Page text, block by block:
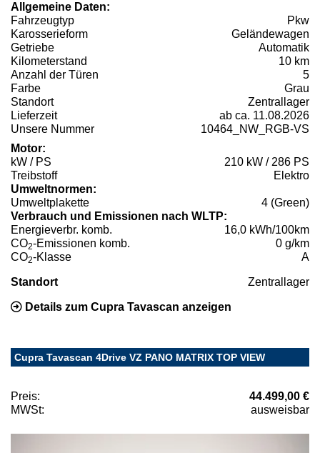
Allgemeine Daten:
Fahrzeugtyp
Pkw
Karosserieform
Geländewagen
Getriebe
Automatik
Kilometerstand
10 km
Anzahl der Türen
5
Farbe
Grau
Standort
Zentrallager
Lieferzeit
ab ca. 11.08.2026
Unsere Nummer
10464_NW_RGB-VS
Motor:
kW / PS
210 kW / 286 PS
Treibstoff
Elektro
Umweltnormen:
Umweltplakette
4 (Green)
Verbrauch und Emissionen nach WLTP:
Energieverbr. komb.
16,0 kWh/100km
CO2-Emissionen komb.
0 g/km
CO2-Klasse A
Standort Zentrallager
Details zum Cupra Tavascan anzeigen
Cupra Tavascan 4Drive VZ PANO MATRIX TOP VIEW
Preis:
44.499,00 €
MWSt:
ausweisbar